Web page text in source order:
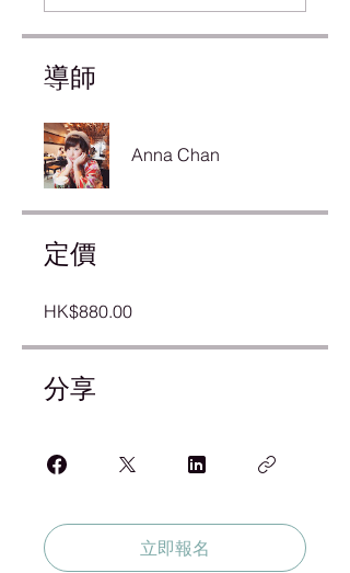
導師
Anna Chan
定價
HK$880.00
分享
立即報名